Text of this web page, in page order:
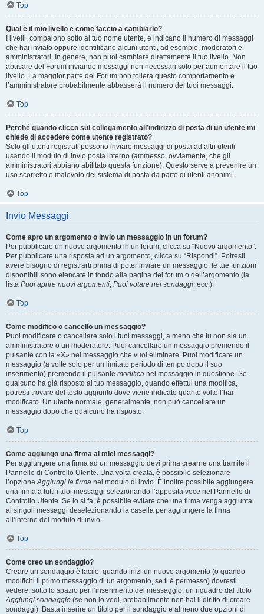
Top
Qual è il mio livello e come faccio a cambiarlo?
I livelli, compaiono sotto al tuo nome utente, e indicano il numero di messaggi
che hai inviato oppure identificano alcuni utenti, ad esempio, moderatori e
amministratori. In genere, non puoi cambiare direttamente il tuo livello. Non
abusare del Forum inviando messaggi non necessari solo per aumentare il tuo
livello. La maggior parte dei Forum non tollera questo comportamento e
l’amministratore probabilmente abbasserà il numero dei tuoi messaggi.
Top
Perché quando clicco sul collegamento all’indirizzo di posta di un utente mi
chiede di accedere come utente registrato?
Solo gli utenti registrati possono inviare messaggi di posta ad altri utenti
usando il modulo di invio posta interno (ammesso, ovviamente, che gli
amministratori abbiano abilitato questa funzione). Questo serve a prevenire un
uso scorretto o malevolo del sistema di posta da parte di utenti anonimi.
Top
Invio Messaggi
Come apro un argomento o invio un messaggio in un forum?
Per pubblicare un nuovo argomento in un forum, clicca su “Nuovo argomento”.
Per pubblicare una risposta ad un argomento, clicca su “Rispondi”. Potresti
avere bisogno di registrarti prima di poter inviare un messaggio: le tue funzioni
disponibili sono elencate in fondo alla pagina del forum o dell’argomento (la
lista Puoi aprire nuovi argomenti, Puoi votare nei sondaggi, ecc.).
Top
Come modifico o cancello un messaggio?
Puoi modificare o cancellare solo i tuoi messaggi, a meno che tu non sia un
amministratore o un moderatore. Puoi cancellare un messaggio premendo il
pulsante con la «X» nel messaggio che vuoi eliminare. Puoi modificare un
messaggio (a volte solo per un limitato periodo di tempo dopo il suo
inserimento) premendo il pulsante modifica nel messaggio in questione. Se
qualcuno ha già risposto al tuo messaggio, quando effettui una modifica,
potresti trovare del testo aggiunto dove viene indicato quante volte l’hai
modificato. Un utente normale, generalmente, non può cancellare un
messaggio dopo che qualcuno ha risposto.
Top
Come aggiungo una firma ai miei messaggi?
Per aggiungere una firma ad un messaggio devi prima crearne una tramite il
Pannello di Controllo Utente. Una volta creata, è possibile selezionare
l’opzioneAggiungi la firma nel modulo di invio. È inoltre possibile aggiungere
una firma a tutti i tuoi messaggi selezionando l’apposita voce nel Pannello di
Controllo Utente. Se lo si fa, è possibile evitare che una firma venga aggiunta
ai singoli messaggi deselezionando la casella per aggiungere la firma
all’interno del modulo di invio.
Top
Come creo un sondaggio?
Creare un sondaggio è facile: quando inizi un nuovo argomento (o quando
modifichi il primo messaggio di un argomento, se ti è permesso) dovresti
vedere, sotto lo spazio per l’inserimento del messaggio, un riquadro dal titolo
Aggiungi sondaggio (se non lo vedi, probabilmente non hai il diritto di creare
sondaggi). Basta inserire un titolo per il sondaggio e almeno due opzioni di